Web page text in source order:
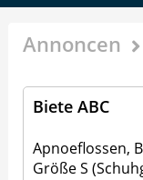
Annoncen
Biete ABC
Apnoeflossen,
Größe S